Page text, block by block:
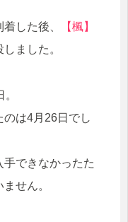
した後、
【楓】
ました。
は4月26日でし
できなかったた
せん。